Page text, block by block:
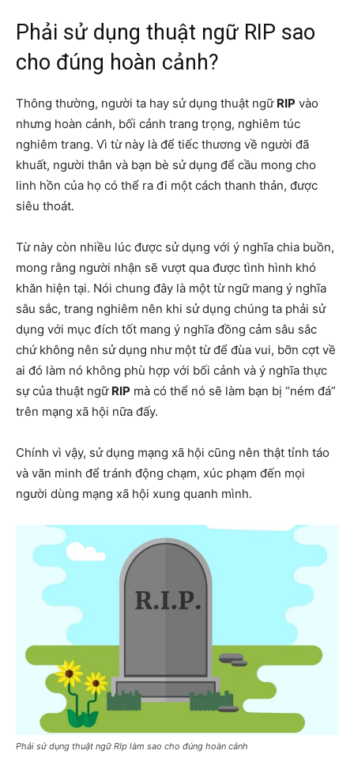
Phải sử dụng thuật ngữ RIP sao
cho đúng hoàn cảnh?
Thông thường, người ta hay sử dụng thuật ngữ RIP vào
nhưng hoàn cảnh, bối cảnh trang trọng, nghiêm túc
nghiêm trang. Vì từ này là để tiếc thương về người đã
khuất, người thân và bạn bè sử dụng để cầu mong cho
linh hồn của họ có thể ra đi một cách thanh thản, được
siêu thoát.
Từ này còn nhiều lúc được sử dụng với ý nghĩa chia buồn,
mong rằng người nhận sẽ vượt qua được tình hình khó
khăn hiện tại. Nói chung đây là một từ ngữ mang ý nghĩa
sâu sắc, trang nghiêm nên khi sử dụng chúng ta phải sử
dụng với mục đích tốt mang ý nghĩa đồng cảm sâu sắc
chứ không nên sử dụng như một từ để đùa vui, bỡn cợt về
ai đó làm nó không phù hợp với bối cảnh và ý nghĩa thực
sự của thuật ngữ RIP mà có thể nó sẽ làm bạn bị “ném đá”
trên mạng xã hội nữa đấy.
Chính vì vậy, sử dụng mạng xã hội cũng nên thật tỉnh táo
và văn minh để tránh động chạm, xúc phạm đến mọi
người dùng mạng xã hội xung quanh mình.
Phải sử dụng thuật ngữ RIp làm sao cho đúng hoàn cảnh